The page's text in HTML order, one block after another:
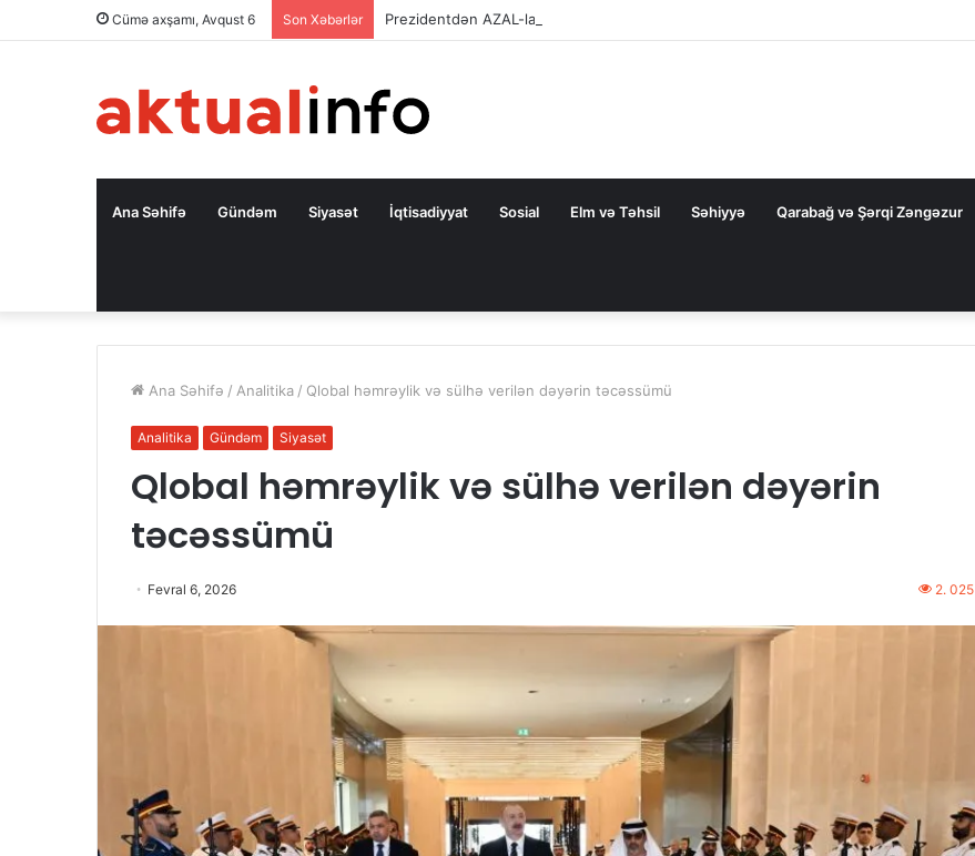
Cümə axşamı, Avqust 6 Son Xəbərlər Prezidentdən AZAL-la bağlı FƏRMAN
Ana Səhifə Gündəm Siyasət İqtisadiyyat Sosial Elm və Təhsil Səhiyyə Qarabağ və Şərqi Zəngəzur
Ana Səhifə / Analitika / Qlobal həmrəylik və sülhə verilən dəyərin təcəssümü
Analitika Gündəm Siyasət
Qlobal həmrəylik və sülhə verilən dəyərin
təcəssümü
Fevral 6, 2026 2. 025